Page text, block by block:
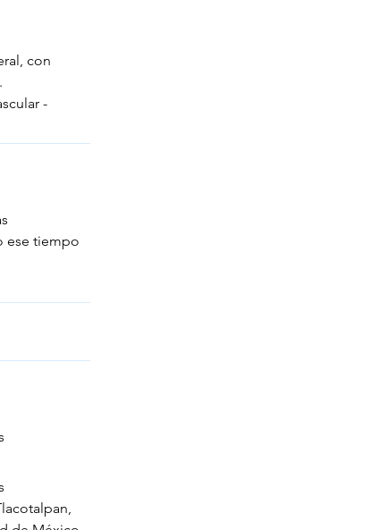
con
-
ese tiempo